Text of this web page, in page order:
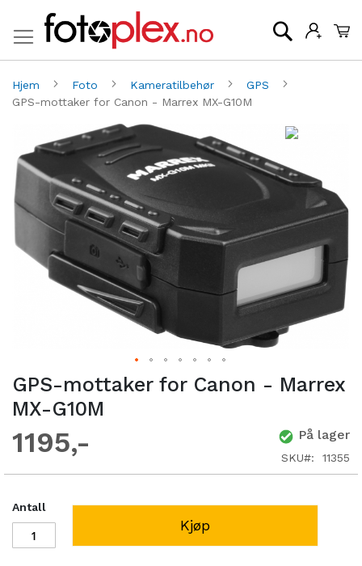
Søk
Hjem Foto Kameratilbehør
GPS
GPS-mottaker for Canon - Marrex MX-G10M
GPS-mottaker for Canon - Marrex
MX-G10M
1195 På lager
SKU 11355
Antall
Kjøp
slutten
av
bildegalleri